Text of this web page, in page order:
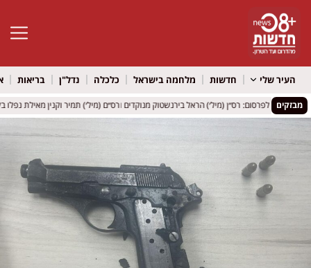
פתח
העיר שלי חדשות מלחמה בישראל כלכלה נדל"ן בריאות
מבזקים
הותר לפרסום: רס״ן (מיל׳) הראל בירנשטוק מנוקדים ורס״ם (מיל׳) תמיר וקנין מאילת נפלו
הותר לפרסום: רס״ן (מיל׳) הראל בירנשטוק מנוקדים ורס״ם (מיל׳) תמיר וקנין מאילת נפלו